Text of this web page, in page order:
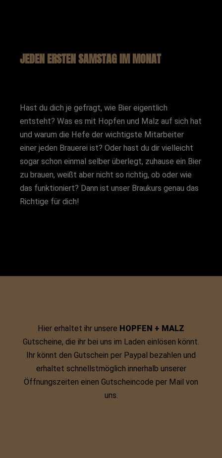
JEDEN ERSTEN SAMSTAG IM MONAT
Hast du dich je gefragt, wie Bier eigentlich
entsteht? Was es mit Hopfen und Malz auf sich hat
und warum die Hefe der wichtigste Mitarbeiter
einer jeden Brauerei ist? Oder hast du dir vielleicht
sogar schon einmal selber überlegt, zuhause ein Bier
zu brauen, weißt aber nicht so richtig, ob oder wie
das funktioniert? Dann ist unser Braukurs genau das
Richtige für dich!
Hier erhaltet ihr unsere HOPFEN + MALZ
Gutscheine, die ihr bei uns im Laden einlösen könnt.
Ihr könnt den Gutschein per Paypal bezahlen und
erhaltet schnellstmöglich innerhalb unserer
Öffnungszeiten einen Gutscheincode per Mail von
uns.